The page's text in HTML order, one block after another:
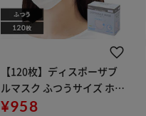
【120枚】ディスポーザブ
ルマスク ふつうサイズ ホワ
イト 大容量 DISPOSABLE
¥958